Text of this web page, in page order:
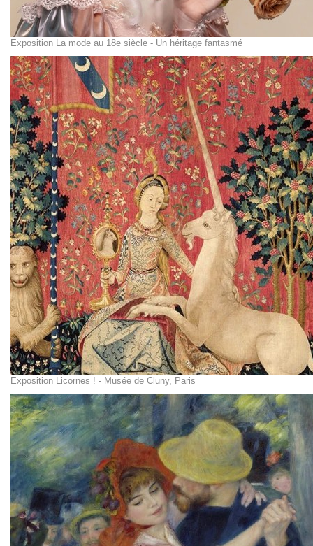
Exposition La mode au 18e siècle - Un héritage fantasmé
Exposition Licornes ! - Musée de Cluny, Paris